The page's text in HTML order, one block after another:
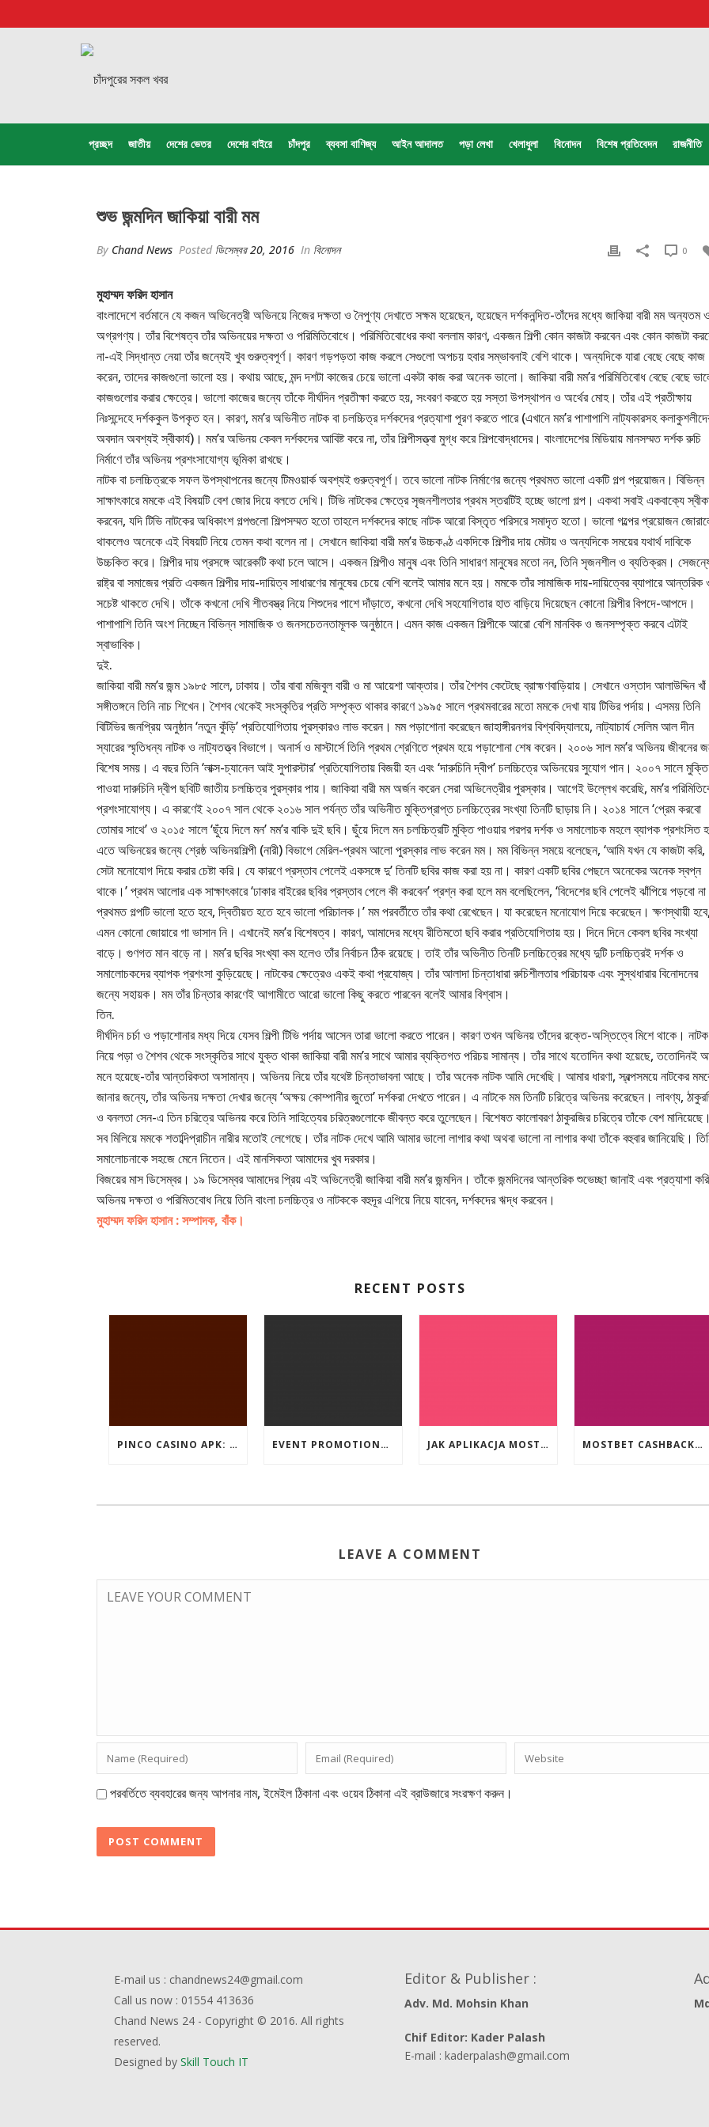
প্রচ্ছদ জাতীয় দেশের ভেতর দেশের বাইরে চাঁদপুর ব্যবসা বাণিজ্য আইন আদালত পড়া লেখা খেলাধুলা বিনোদন বিশেষ প্রতিবেদন রাজনীতি
শুভ জন্মদিন জাকিয়া বারী মম
By Chand News Posted ডিসেম্বর 20, 2016 In বিনোদন 0
মুহাম্মদ ফরিদ হাসান
বাংলাদেশে বর্তমানে যে কজন অভিনেত্রী অভিনয়ে নিজের দক্ষতা ও নৈপুণ্য দেখাতে সক্ষম হয়েছেন, হয়েছেন দর্শকনন্দিত-তাঁদের মধ্যে জাকিয়া বারী মম অন্যতম ও
অগ্রগণ্য। তাঁর বিশেষত্ব তাঁর অভিনয়ের দক্ষতা ও পরিমিতিবোধে। পরিমিতিবোধের কথা বললাম কারণ, একজন শিল্পী কোন কাজটা করবেন এবং কোন কাজটা
না-এই সিদ্ধান্ত নেয়া তাঁর জন্যেই খুব গুরুত্বপূর্ণ। কারণ গড়পড়তা কাজ করলে সেগুলো অপচয় হবার সম্ভাবনাই বেশি থাকে। অন্যদিকে যারা বেছে বেছে কাজ
করেন, তাদের কাজগুলো ভালো হয়। কথায় আছে, মন্দ দশটা কাজের চেয়ে ভালো একটা কাজ করা অনেক ভালো। জাকিয়া বারী মম’র পরিমিতিবোধ বেছে বেছে
কাজগুলোর করার ক্ষেত্রে। ভালো কাজের জন্যে তাঁকে দীর্ঘদিন প্রতীক্ষা করতে হয়, সংবরণ করতে হয় সস্তা উপস্থাপন ও অর্থের মোহ। তাঁর এই প্রতীক্ষায়
নিঃসন্দেহে দর্শককুল উপকৃত হন। কারণ, মম’র অভিনীত নাটক বা চলচ্চিত্র দর্শকদের প্রত্যাশা পূরণ করতে পারে (এখানে মম’র পাশাপাশি নাট্যকারসহ
অবদান অবশ্যই স্বীকার্য)। মম’র অভিনয় কেবল দর্শকদের আবিষ্ট করে না, তাঁর শিল্পীসত্ত্বা মুগ্ধ করে শিল্পবোদ্ধাদের। বাংলাদেশের মিডিয়ায় মানসম্মত দর্শক রুচি
নির্মাণে তাঁর অভিনয় প্রশংসাযোগ্য ভূমিকা রাখছে।
নাটক বা চলচ্চিত্রকে সফল উপস্থাপনের জন্যে টিমওয়ার্ক অবশ্যই গুরুত্বপূর্ণ। তবে ভালো নাটক নির্মাণের জন্যে প্রথমত ভালো একটি গল্প প্রয়োজন। বিভিন্ন
সাক্ষাৎকারে মমকে এই বিষয়টি বেশ জোর দিয়ে বলতে দেখি। টিভি নাটকের ক্ষেত্রে সৃজনশীলতার প্রথম স্তরটিই হচ্ছে ভালো গল্প। একথা সবাই একবাক্যে
করবেন, যদি টিভি নাটকের অধিকাংশ গল্পগুলো শিল্পসম্মত হতো তাহলে দর্শকদের কাছে নাটক আরো বিস্তৃত পরিসরে সমাদৃত হতো। ভালো গল্পের প্রয়োজন
থাকলেও অনেকে এই বিষয়টি নিয়ে তেমন কথা বলেন না। সেখানে জাকিয়া বারী মম’র উচ্চকণ্ঠ একদিকে শিল্পীর দায় মেটায় ও অন্যদিকে সময়ের যথার্থ দাবিকে
উচ্চকিত করে। শিল্পীর দায় প্রসঙ্গে আরেকটি কথা চলে আসে। একজন শিল্পীও মানুষ এবং তিনি সাধারণ মানুষের মতো নন, তিনি সৃজনশীল ও ব্যতিক্রম।
রাষ্ট্র বা সমাজের প্রতি একজন শিল্পীর দায়-দায়িত্ব সাধারণের মানুষের চেয়ে বেশি বলেই আমার মনে হয়। মমকে তাঁর সামাজিক দায়-দায়িত্বের ব্যাপারে আন্তরিক
সচেষ্ট থাকতে দেখি। তাঁকে কখনো দেখি শীতবস্ত্র নিয়ে শিশুদের পাশে দাঁড়াতে, কখনো দেখি সহযোগিতার হাত বাড়িয়ে দিয়েছেন কোনো শিল্পীর বিপদে-আপদে।
পাশাপাশি তিনি অংশ নিচ্ছেন বিভিন্ন সামাজিক ও জনসচেতনতামূলক অনুষ্ঠানে। এমন কাজ একজন শিল্পীকে আরো বেশি মানবিক ও জনসম্পৃক্ত করবে এটাই
স্বাভাবিক।
দুই.
জাকিয়া বারী মম’র জন্ম ১৯৮৫ সালে, ঢাকায়। তাঁর বাবা মজিবুল বারী ও মা আয়েশা আক্তার। তাঁর শৈশব কেটেছে ব্রাহ্মণবাড়িয়ায়। সেখানে ওস্তাদ আলাউদ্দিন খাঁ
সঙ্গীতঙ্গনে তিনি নাচ শিখেন। শৈশব থেকেই সংস্কৃতির প্রতি সম্পৃক্ত থাকার কারণে ১৯৯৫ সালে প্রথমবারের মতো মমকে দেখা যায় টিভির পর্দায়। এসময় তিনি
বিটিভির জনপ্রিয় অনুষ্ঠান ‘নতুন কুঁড়ি’ প্রতিযোগিতায় পুরস্কারও লাভ করেন। মম পড়াশোনা করেছেন জাহাঙ্গীরনগর বিশ্ববিদ্যালয়ে, নাট্যাচার্য সেলিম আল দীন
স্যারের স্মৃতিধন্য নাটক ও নাট্যতত্ত্ব বিভাগে। অনার্স ও মাস্টার্সে তিনি প্রথম শ্রেণিতে প্রথম হয়ে পড়াশোনা শেষ করেন। ২০০৬ সাল মম’র অভিনয় জীবনের
বিশেষ সময়। এ বছর তিনি ‘লাক্স-চ্যানেল আই সুপারস্টার’ প্রতিযোগিতায় বিজয়ী হন এবং ‘দারুচিনি দ্বীপ’ চলচ্চিত্রে অভিনয়ের সুযোগ পান। ২০০৭ সালে মুক্তি
পাওয়া দারুচিনি দ্বীপ ছবিটি জাতীয় চলচ্চিত্র পুরস্কার পায়। জাকিয়া বারী মম অর্জন করেন সেরা অভিনেত্রীর পুরস্কার। আগেই উল্লেখ করেছি, মম’র
প্রশংসাযোগ্য। এ কারণেই ২০০৭ সাল থেকে ২০১৬ সাল পর্যন্ত তাঁর অভিনীত মুক্তিপ্রাপ্ত চলচ্চিত্রের সংখ্যা তিনটি ছাড়ায় নি। ২০১৪ সালে ‘প্রেম করবো
তোমার সাথে’ ও ২০১৫ সালে ‘ছুঁয়ে দিলে মন’ মম’র বাকি দুই ছবি। ছুঁয়ে দিলে মন চলচ্চিত্রটি মুক্তি পাওয়ার পরপর দর্শক ও সমালোচক মহলে ব্যাপক প্রশংসিত
এতে অভিনয়ের জন্যে শ্রেষ্ঠ অভিনয়শিল্পী (নারী) বিভাগে মেরিল-প্রথম আলো পুরস্কার লাভ করেন মম। মম বিভিন্ন সময়ে বলেছেন, ‘আমি যখন যে কাজটা করি,
সেটা মনোযোগ দিয়ে করার চেষ্টা করি। যে কারণে প্রস্তাব পেলেই একসঙ্গে দু’ তিনটি ছবির কাজ করা হয় না। কারণ একটি ছবির পেছনে অনেকের অনেক স্বপ্ন
থাকে।’ প্রথম আলোর এক সাক্ষাৎকারে ‘ঢাকার বাইরের ছবির প্রস্তাব পেলে কী করবেন’ প্রশ্ন করা হলে মম বলেছিলেন, ‘বিদেশের ছবি পেলেই ঝাঁপিয়ে পড়বো
প্রথমত গল্পটি ভালো হতে হবে, দ্বিতীয়ত হতে হবে ভালো পরিচালক।’ মম পরবর্তীতে তাঁর কথা রেখেছেন। যা করেছেন মনোযোগ দিয়ে করেছেন। ক্ষণস্থায়ী হবে,
এমন কোনো জোয়ারে গা ভাসান নি। এখানেই মম’র বিশেষত্ব। কারণ, আমাদের মধ্যে রীতিমতো ছবি করার প্রতিযোগিতায় হয়। দিনে দিনে কেবল ছবির সংখ্যা
বাড়ে। গুণগত মান বাড়ে না। মম’র ছবির সংখ্যা কম হলেও তাঁর নির্বাচন ঠিক রয়েছে। তাই তাঁর অভিনীত তিনটি চলচ্চিত্রের মধ্যে দুটি চলচ্চিত্রই দর্শক ও
সমালোচকদের ব্যাপক প্রশংসা কুড়িয়েছে। নাটকের ক্ষেত্রেও একই কথা প্রযোজ্য। তাঁর আলাদা চিন্তাধারা রুচিশীলতার পরিচায়ক এবং সুস্থধারার বিনোদনের
জন্যে সহায়ক। মম তাঁর চিন্তার কারণেই আগামীতে আরো ভালো কিছু করতে পারবেন বলেই আমার বিশ্বাস।
তিন.
দীর্ঘদিন চর্চা ও পড়াশোনার মধ্য দিয়ে যেসব শিল্পী টিভি পর্দায় আসেন তারা ভালো করতে পারেন। কারণ তখন অভিনয় তাঁদের রক্তে-অস্তিত্বে মিশে থাকে। নাটক
নিয়ে পড়া ও শৈশব থেকে সংস্কৃতির সাথে যুক্ত থাকা জাকিয়া বারী মম’র সাথে আমার ব্যক্তিগত পরিচয় সামান্য। তাঁর সাথে যতোদিন কথা হয়েছে, ততোদিনই
মনে হয়েছে-তাঁর আন্তরিকতা অসামান্য। অভিনয় নিয়ে তাঁর যথেষ্ট চিন্তাভাবনা আছে। তাঁর অনেক নাটক আমি দেখেছি। আমার ধারণা, স্বল্পসময়ে নাটকের
জানার জন্যে, তাঁর অভিনয় দক্ষতা দেখার জন্যে ‘অক্ষয় কোম্পানীর জুতো’ দর্শকরা দেখতে পারেন। এ নাটকে মম তিনটি চরিত্রে অভিনয় করেছেন। লাবণ্য,
ও বনলতা সেন-এ তিন চরিত্রে অভিনয় করে তিনি সাহিত্যের চরিত্রগুলোকে জীবন্ত করে তুলেছেন। বিশেষত কালোবরণ ঠাকুরজির চরিত্রে তাঁকে বেশ মানিয়েছে।
সব মিলিয়ে মমকে শতাব্দিপ্রাচীন নারীর মতোই লেগেছে। তাঁর নাটক দেখে আমি আমার ভালো লাগার কথা অথবা ভালো না লাগার কথা তাঁকে বহুবার জানিয়েছি।
সমালোচনাকে সহজে মেনে নিতেন। এই মানসিকতা আমাদের খুব দরকার।
বিজয়ের মাস ডিসেম্বর। ১৯ ডিসেম্বর আমাদের প্রিয় এই অভিনেত্রী জাকিয়া বারী মম’র জন্মদিন। তাঁকে জন্মদিনের আন্তরিক শুভেচ্ছা জানাই এবং প্রত্যাশা
অভিনয় দক্ষতা ও পরিমিতবোধ নিয়ে তিনি বাংলা চলচ্চিত্র ও নাটককে বহুদূর এগিয়ে নিয়ে যাবেন, দর্শকদের ঋদ্ধ করবেন।
মুহাম্মদ ফরিদ হাসান : সম্পাদক, বাঁক।
RECENT POSTS
PINCO CASINO APK: OYUN SEÇIMLƏRININ İCMALI EVENT PROMOTIONS AT HIGHEST PAYING ONLINE CASINOS WITH BEST RTP JAK APLIKACJA MOSTBET WSPIERA UŻYTKOWNIKÓW ANDROIDA? MOSTBET CASHBACK: HANGI OYUNLAR SIZI DAHA ÇOX QAZANA BILƏR?
LEAVE A COMMENT
পরবর্তিতে ব্যবহারের জন্য আপনার নাম, ইমেইল ঠিকানা এবং ওয়েব ঠিকানা এই ব্রাউজারে সংরক্ষণ করুন।
E-mail us : chandnews24@gmail.com
Call us now : 01554 413636
Chand News 24 - Copyright © 2016. All rights
reserved.
Designed by Skill Touch IT
Editor & Publisher :
Adv. Md. Mohsin Khan
Chif Editor: Kader Palash
E-mail : kaderpalash@gmail.com